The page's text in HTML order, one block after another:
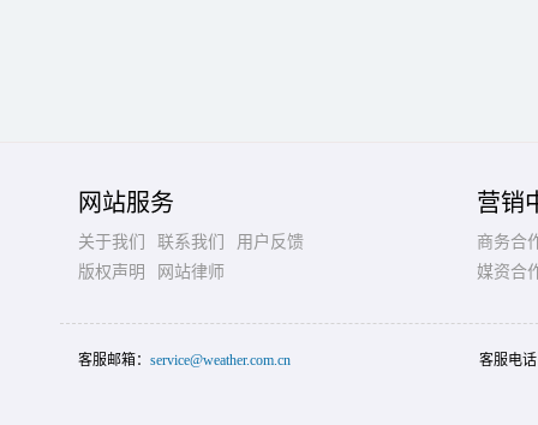
网站服务
关于我们 联系我们
用户反馈
版权声明
网站律师
营销
商务合
媒资合
客服邮箱： service@weather.com.cn 客服电